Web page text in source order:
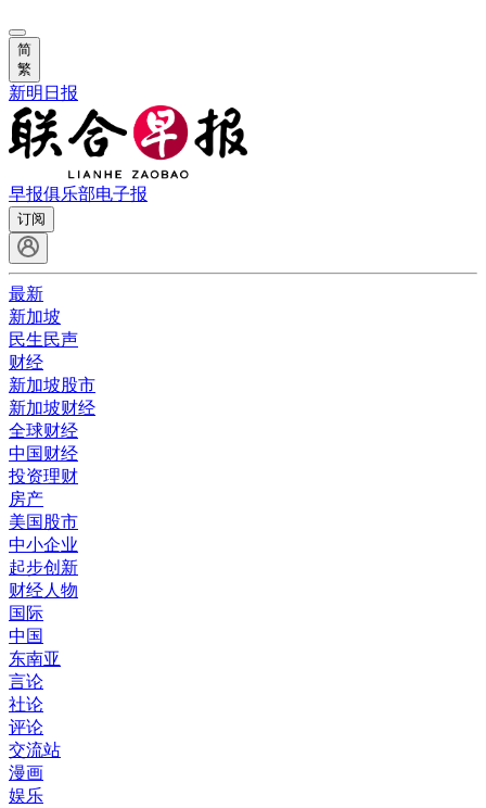
简
繁
新明日报
早报俱乐部电子报
订阅
最新
新加坡
民生民声
财经
新加坡股市
新加坡财经
全球财经
中国财经
投资理财
房产
美国股市
中小企业
起步创新
财经人物
国际
中国
东南亚
言论
社论
评论
交流站
漫画
娱乐